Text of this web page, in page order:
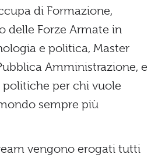
di Formazione,
delle Forze Armate in
e politica, Master
Amministrazione, e
politiche per chi vuole
sempre più
vengono erogati tutti